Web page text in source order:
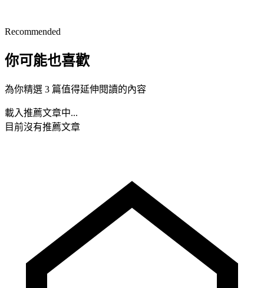
Recommended
你可能也喜歡
為你精選 3 篇值得延伸閱讀的內容
載入推薦文章中...
目前沒有推薦文章